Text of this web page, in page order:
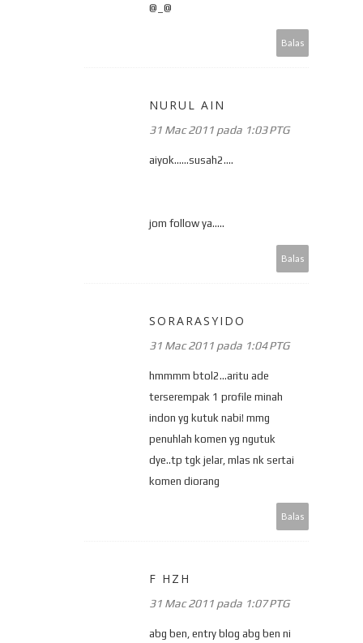
@_@
Balas
NURUL AIN
31 Mac 2011 pada 1:03 PTG
aiyok......susah2....
jom follow ya.....
Balas
SORARASYIDO
31 Mac 2011 pada 1:04 PTG
hmmmm btol2...aritu ade
terserempak 1 profile minah
indon yg kutuk nabi! mmg
penuhlah komen yg ngutuk
dye..tp tgk jelar, mlas nk sertai
komen diorang
Balas
F HZH
31 Mac 2011 pada 1:07 PTG
abg ben, entry blog abg ben ni